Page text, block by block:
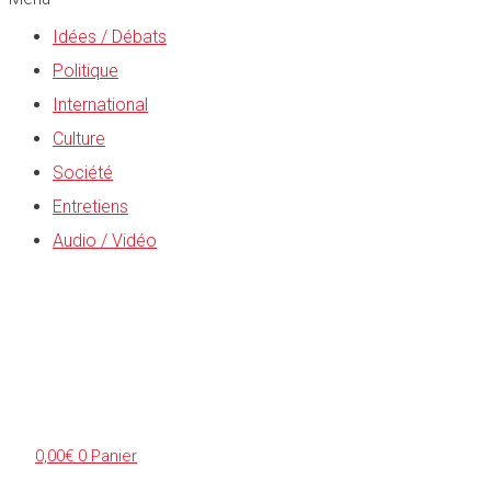
Idées / Débats
Politique
International
Culture
Société
Entretiens
Audio / Vidéo
0,00€ 0 Panier